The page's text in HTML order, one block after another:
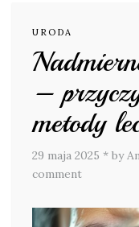
URODA
–
metody
29 maja 2025 * by
comment